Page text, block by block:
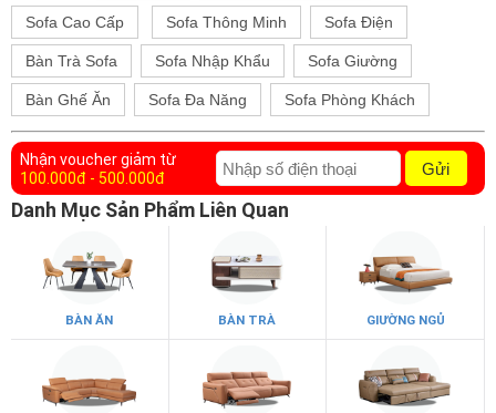
Sofa Cao Cấp Sofa Thông Minh Sofa Điện
Bàn Trà Sofa Sofa Nhập Khẩu Sofa Giường
Bàn Ghế Ăn Sofa Đa Năng Sofa Phòng Khách
Nhận voucher giảm từ
100.000đ - 500.000đ
Gửi
Danh Mục Sản Phẩm Liên Quan
BÀN ĂN BÀN TRÀ GIƯỜNG NGỦ